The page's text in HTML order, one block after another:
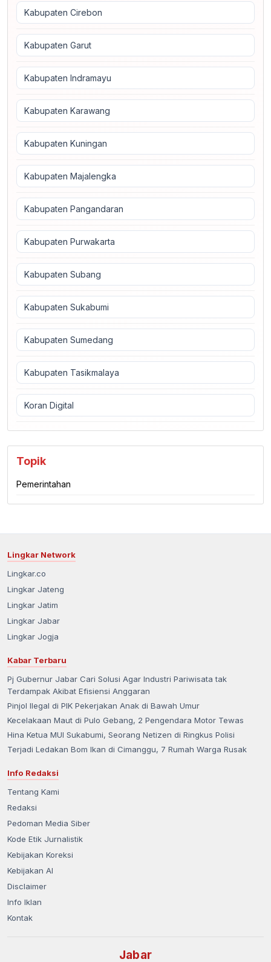
Kabupaten Cirebon
Kabupaten Garut
Kabupaten Indramayu
Kabupaten Karawang
Kabupaten Kuningan
Kabupaten Majalengka
Kabupaten Pangandaran
Kabupaten Purwakarta
Kabupaten Subang
Kabupaten Sukabumi
Kabupaten Sumedang
Kabupaten Tasikmalaya
Koran Digital
Topik
Pemerintahan
Lingkar Network
Lingkar.co
Lingkar Jateng
Lingkar Jatim
Lingkar Jabar
Lingkar Jogja
Kabar Terbaru
Pj Gubernur Jabar Cari Solusi Agar Industri Pariwisata tak
Terdampak Akibat Efisiensi Anggaran
Pinjol Ilegal di PIK Pekerjakan Anak di Bawah Umur
Kecelakaan Maut di Pulo Gebang, 2 Pengendara Motor Tewas
Hina Ketua MUI Sukabumi, Seorang Netizen di Ringkus Polisi
Terjadi Ledakan Bom Ikan di Cimanggu, 7 Rumah Warga Rusak
Info Redaksi
Tentang Kami
Redaksi
Pedoman Media Siber
Kode Etik Jurnalistik
Kebijakan Koreksi
Kebijakan AI
Disclaimer
Info Iklan
Kontak
Jabar